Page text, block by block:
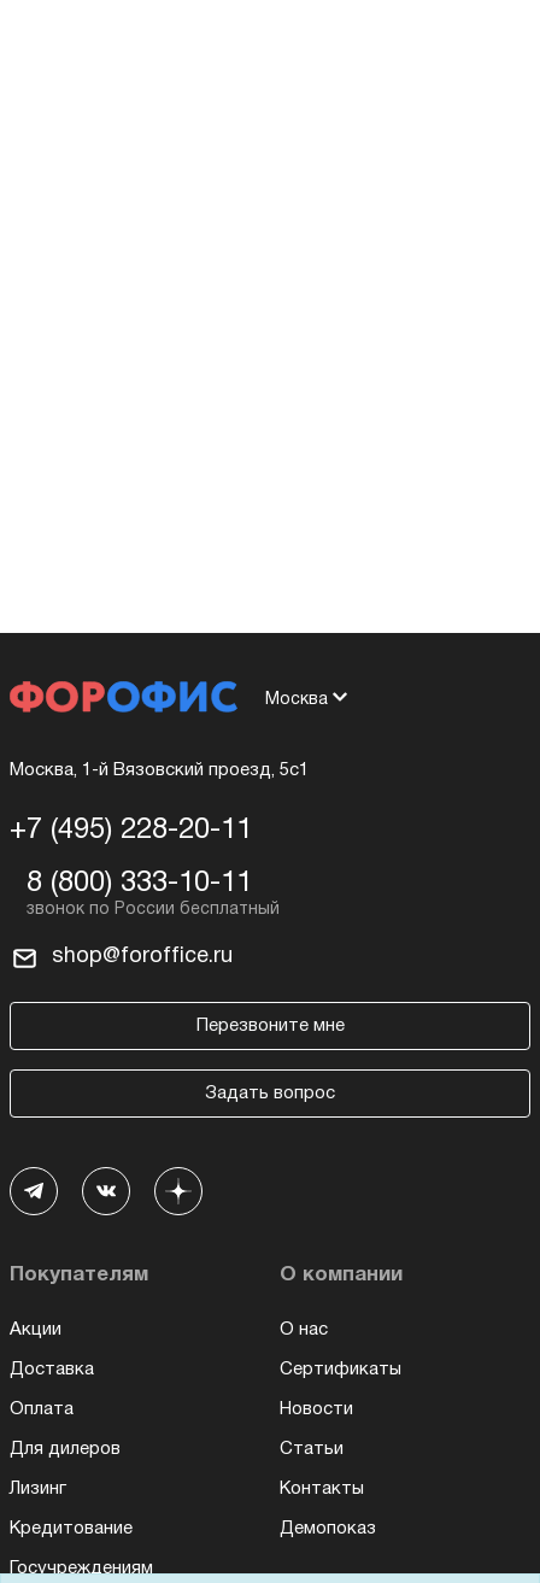
Москва
Москва, 1-й Вязовский проезд, 5с1
+7 (495) 228-20-11
8 (800) 333-10-11
shop@foroffice.ru
Перезвоните мне
Задать вопрос
Покупателям
Акции
Доставка
Оплата
Для дилеров
Лизинг
Кредитование
Госучреждениям
О компании
О нас
Сертификаты
Новости
Статьи
Контакты
Демопоказ